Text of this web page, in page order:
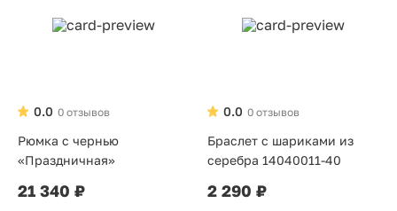
0 отзывов
0.0
Рюмка с чернью
«Праздничная»
21 340 ₽
0 отзывов
0.0
Браслет с шариками из
серебра 14040011-40
2 290 ₽